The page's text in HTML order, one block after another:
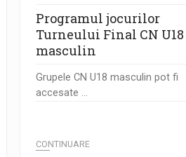
Programul jocurilor
Turneului Final CN U18
masculin
Grupele CN U18 masculin pot fi
accesate ...
CONTINUARE